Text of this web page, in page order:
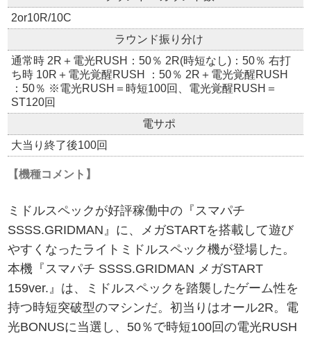
2or10R/10C
ラウンド振り分け
通常時 2R＋電光RUSH：50％ 2R(時短なし)：50％ 右打
ち時 10R＋電光覚醒RUSH ：50％ 2R＋電光覚醒RUSH
：50％ ※電光RUSH＝時短100回、電光覚醒RUSH＝
ST120回
電サポ
大当り終了後100回
【機種コメント】
ミドルスペックが好評稼働中の『スマパチ
SSSS.GRIDMAN』に、メガSTARTを搭載して遊び
やすくなったライトミドルスペック機が登場した。
本機『スマパチ SSSS.GRIDMAN メガSTART
159ver.』は、ミドルスペックを踏襲したゲーム性を
持つ時短突破型のマシンだ。初当りはオール2R。電
光BONUSに当選し、50％で時短100回の電光RUSH